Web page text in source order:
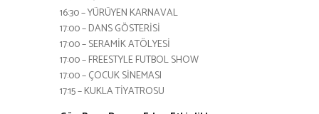
16:30 – YÜRÜYEN KARNAVAL
17:00 – DANS GÖSTERİSİ
17:00 – SERAMİK ATÖLYESİ
17:00 – FREESTYLE FUTBOL SHOW
17:00 – ÇOCUK SİNEMASI
17:15 – KUKLA TİYATROSU